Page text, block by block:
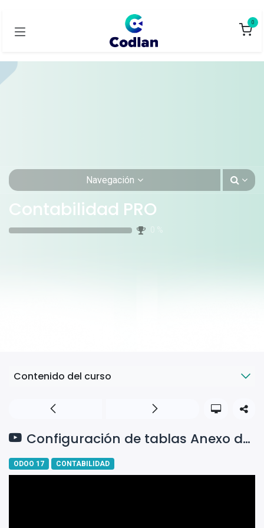
0
Navegación
Contabilidad PRO
Contenido del curso
Configuración de tablas Anexo de detracciones
ODOO 17 CONTABILIDAD